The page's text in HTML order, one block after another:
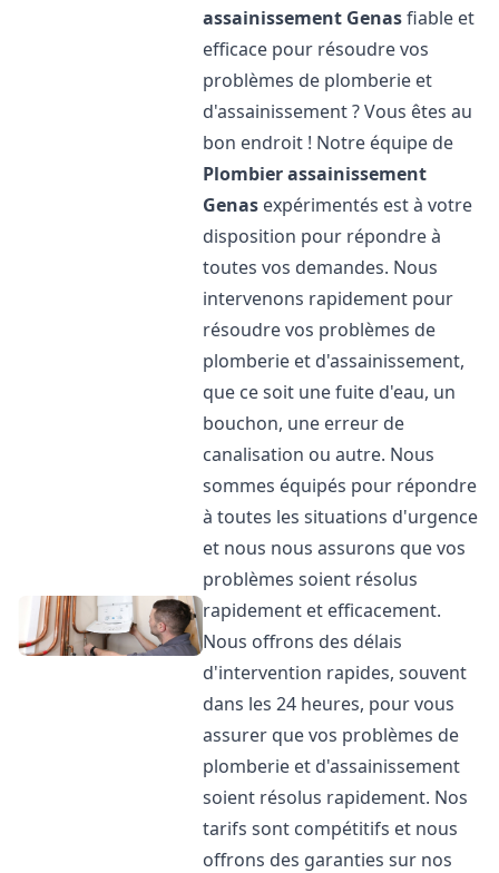
assainissement Genasfiable et
efficace pour résoudre vos
problèmes de plomberie et
d'assainissement ? Vous êtes au
bon endroit ! Notre équipe de
Plombier assainissement
Genas expérimentés est à votre
disposition pour répondre à
toutes vos demandes. Nous
intervenons rapidement pour
résoudre vos problèmes de
plomberie et d'assainissement,
que ce soit une fuite d'eau, un
bouchon, une erreur de
canalisation ou autre. Nous
sommes équipés pour répondre
à toutes les situations d'urgence
et nous nous assurons que vos
problèmes soient résolus
rapidement et efficacement.
Nous offrons des délais
d'intervention rapides, souvent
dans les 24 heures, pour vous
assurer que vos problèmes de
plomberie et d'assainissement
soient résolus rapidement. Nos
tarifs sont compétitifs et nous
offrons des garanties sur nos